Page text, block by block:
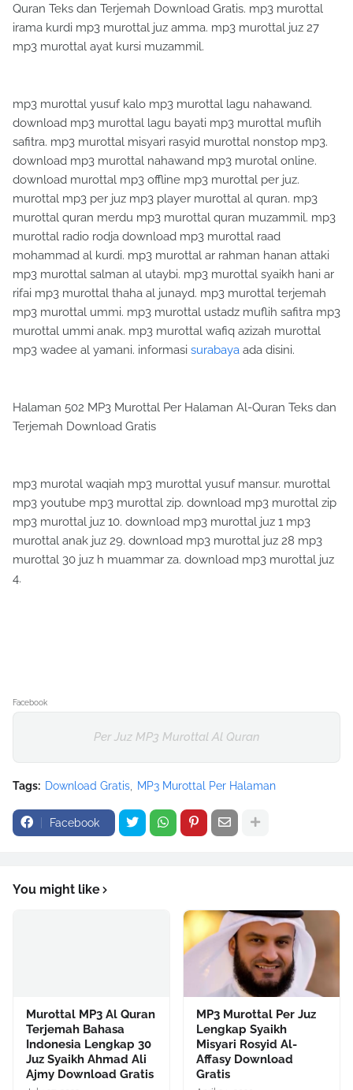
Quran Teks dan Terjemah Download Gratis. mp3 murottal
irama kurdi mp3 murottal juz amma. mp3 murottal juz 27
mp3 murottal ayat kursi muzammil.
mp3 murottal yusuf kalo mp3 murottal lagu nahawand.
download mp3 murottal lagu bayati mp3 murottal muflih
safitra. mp3 murottal misyari rasyid murottal nonstop mp3.
download mp3 murottal nahawand mp3 murotal online.
download murottal mp3 offline mp3 murottal per juz.
murottal mp3 per juz mp3 player murottal al quran. mp3
murottal quran merdu mp3 murottal quran muzammil. mp3
murottal radio rodja download mp3 murottal raad
mohammad al kurdi. mp3 murottal ar rahman hanan attaki
mp3 murottal salman al utaybi. mp3 murottal syaikh hani ar
rifai mp3 murottal thaha al junayd. mp3 murottal terjemah
mp3 murottal ummi. mp3 murottal ustadz muflih safitra mp3
murottal ummi anak. mp3 murottal wafiq azizah murottal
mp3 wadee al yamani. informasi surabaya ada disini.
Halaman 502 MP3 Murottal Per Halaman Al-Quran Teks dan
Terjemah Download Gratis
mp3 murotal waqiah mp3 murottal yusuf mansur. murottal
mp3 youtube mp3 murottal zip. download mp3 murottal zip
mp3 murottal juz 10. download mp3 murottal juz 1 mp3
murottal anak juz 29. download mp3 murottal juz 28 mp3
murottal 30 juz h muammar za. download mp3 murottal juz
4.
Facebook
Per Juz MP3 Murottal Al Quran
Tags: Download Gratis MP3 Murottal Per Halaman
Facebook
You might like
Murottal MP3 Al Quran
Terjemah Bahasa
Indonesia Lengkap 30
Juz Syaikh Ahmad Ali
Ajmy Download Gratis
MP3 Murottal Per Juz
Lengkap Syaikh
Misyari Rosyid Al-
Affasy Download
Gratis